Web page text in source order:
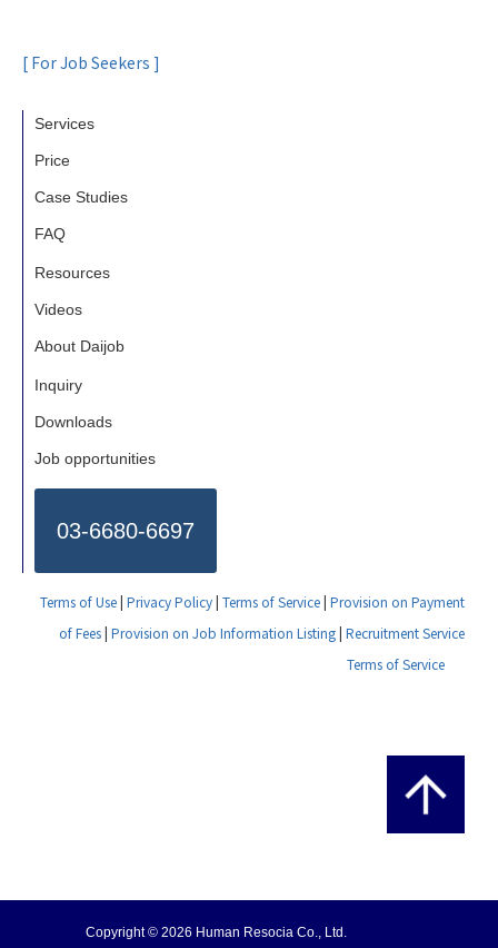
[ For Job Seekers ]
Services
Price
Case Studies
FAQ
Resources
Videos
About Daijob
Inquiry
Downloads
Job opportunities
03-6680-6697
Terms of Use| Privacy Policy| Terms of Service| Provision on Payment
of Fees| Provision on Job Information Listing| Recruitment Service
Terms of Service
Copyright © 2026 Human Resocia Co., Ltd.